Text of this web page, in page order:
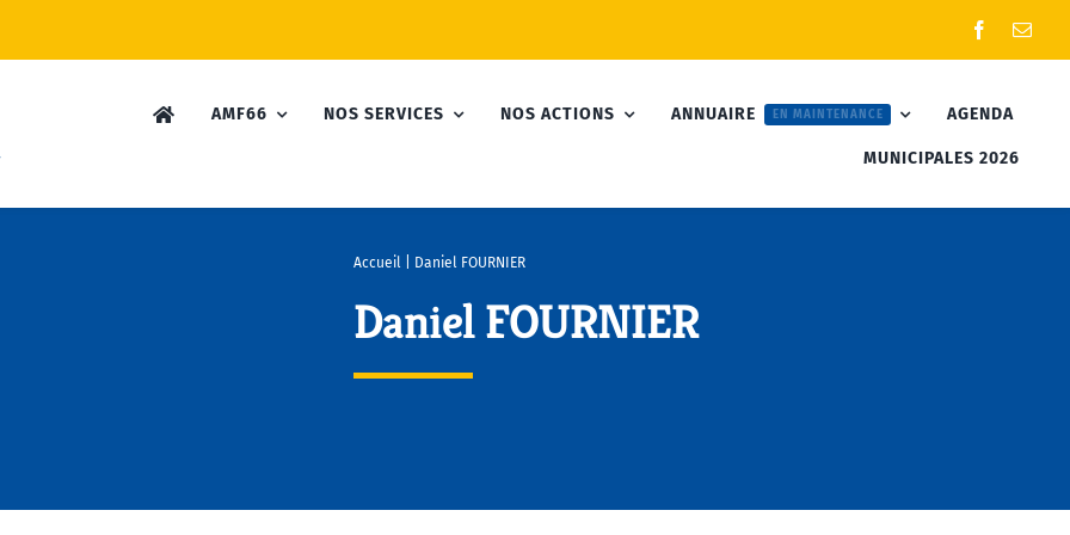
AMF66 NOS SERVICES NOS ACTIONS ANNUAIRE EN MAINTENANCE AGENDA
MUNICIPALES 2026
Accueil| Daniel FOURNIER
Daniel FOURNIER